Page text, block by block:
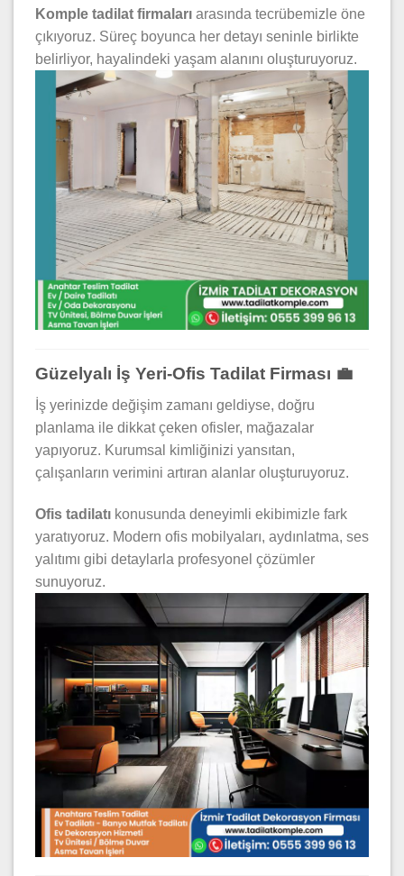
Komple tadilat firmaları arasında tecrübemizle öne
çıkıyoruz. Süreç boyunca her detayı seninle birlikte
belirliyor, hayalindeki yaşam alanını oluşturuyoruz.
Güzelyalı İş Yeri-Ofis Tadilat Firması 💼
İş yerinizde değişim zamanı geldiyse, doğru
planlama ile dikkat çeken ofisler, mağazalar
yapıyoruz. Kurumsal kimliğinizi yansıtan,
çalışanların verimini artıran alanlar oluşturuyoruz.
Ofis tadilatı konusunda deneyimli ekibimizle fark
yaratıyoruz. Modern ofis mobilyaları, aydınlatma, ses
yalıtımı gibi detaylarla profesyonel çözümler
sunuyoruz.